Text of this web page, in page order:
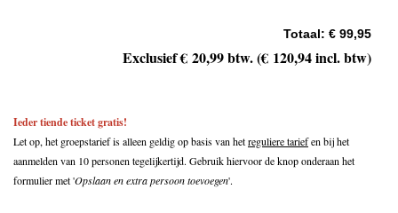
Totaal: € 99,95
Exclusief € 20,99 btw. (€ 120,94 incl. btw)
Ieder tiende ticket gratis!
Let op, het groepstarief is alleen geldig op basis van hetreguliere tariefen bij het
aanmelden van 10 personen tegelijkertijd. Gebruik hiervoor de knop onderaan het
formulier met 'Opslaan en extra persoon toevoegen'.